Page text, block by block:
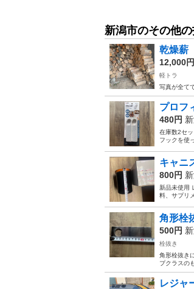
新潟市のその他
乾燥薪
12,000円
軽トラ
写真が全て
プロフ
480円
在庫数2セ
フックを使
キャニ
800円
新品未使用
料、サプリ
角形栓
500円
栓抜き
角形栓抜き
プクラスの
レジャ